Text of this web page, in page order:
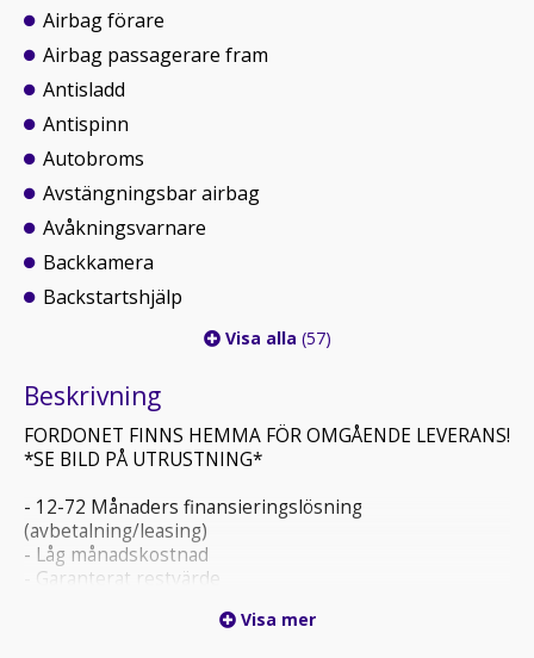
Airbag förare
Airbag passagerare fram
Antisladd
Antispinn
Autobroms
Avstängningsbar airbag
Avåkningsvarnare
Backkamera
Backstartshjälp
Visa alla (57)
Beskrivning
FORDONET FINNS HEMMA FÖR OMGÅENDE LEVERANS!
*SE BILD PÅ UTRUSTNING*
- 12-72 Månaders finansieringslösning
(avbetalning/leasing)
- Låg månadskostnad
- Garanterat restvärde
giltig på märkesverkstad.Visa mer